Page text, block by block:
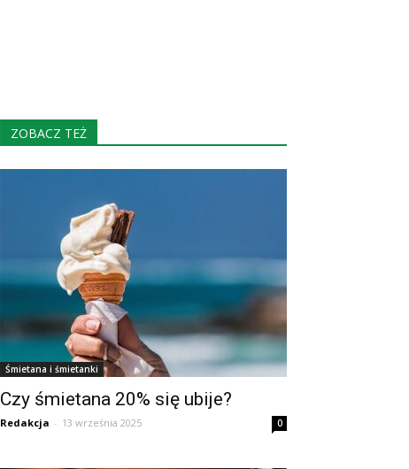
ZOBACZ TEŻ
Śmietana i śmietanki
Czy śmietana 20% się ubije?
Redakcja - 13 września 2025 0